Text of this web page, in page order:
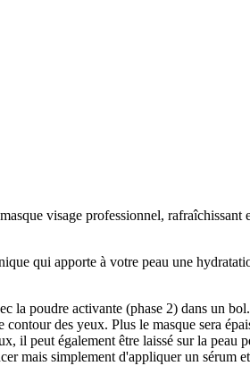
visage professionnel,
qui apporte à votre peau une
poudre activante (phase 2) dans un
des yeux. Plus le masque sera
il peut également être laissé sur la peau
mais simplement d'appliquer un sérum